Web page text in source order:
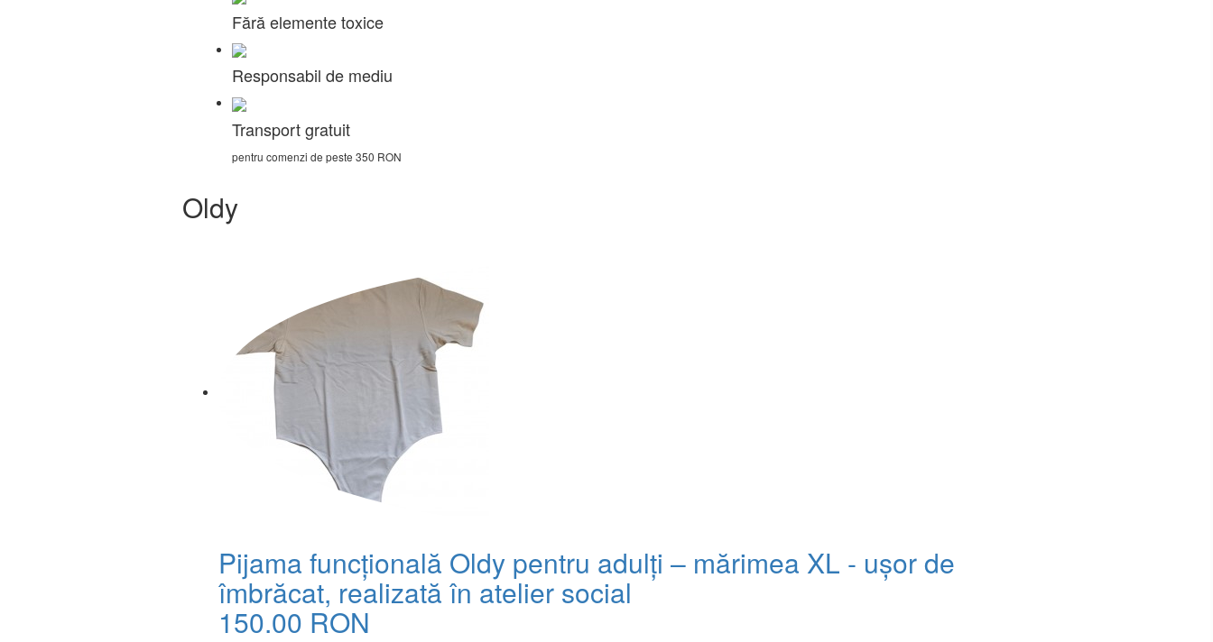
Fără elemente toxice
Responsabil de mediu
Transport gratuit
pentru comenzi de peste 350 RON
Oldy
Pijama funcțională Oldy pentru adulți – mărimea XL - ușor de
îmbrăcat, realizată în atelier social
150.00 RON